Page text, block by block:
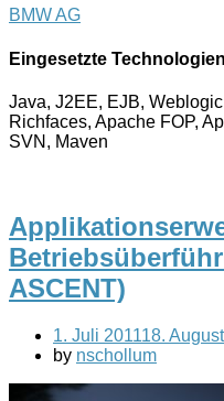
BMW AG
Eingesetzte
Java, J2EE, EJB,
Richfaces, Apache FOP,
SVN, Maven
ASCENT)
1. Juli 201118.
by nschollum